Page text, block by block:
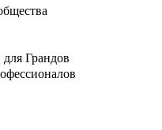
Грандов